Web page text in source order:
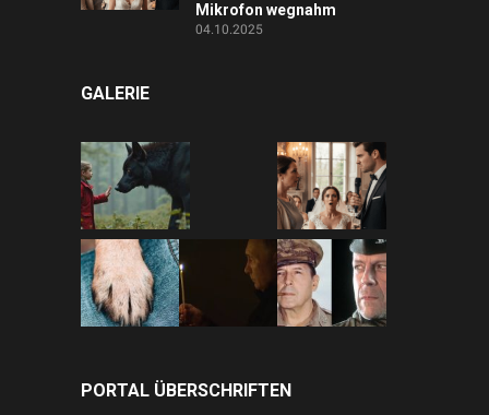
Mikrofon wegnahm
04.10.2025
GALERIE
PORTAL ÜBERSCHRIFTEN